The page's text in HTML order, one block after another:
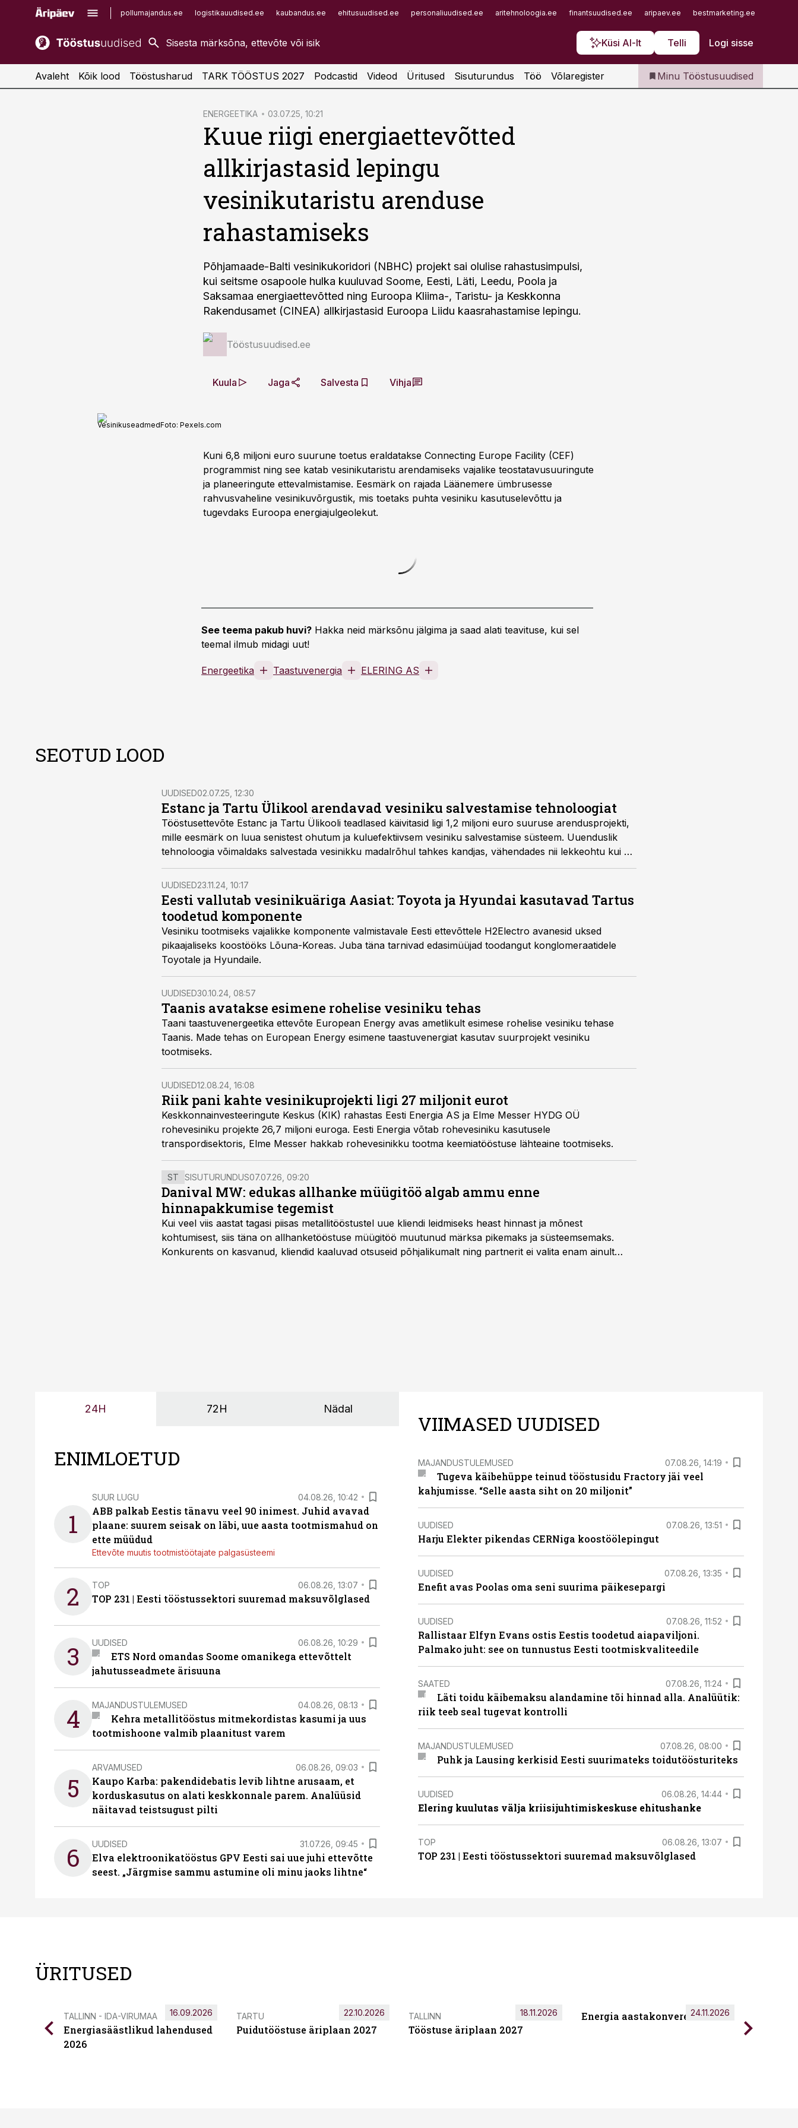
pollumajandus.ee logistikauudised.ee kaubandus.ee ehitusuudised.ee personaliuudised.ee aritehnoloogia.ee finantsuudised.ee aripaev.ee bestmarketing.ee
Küsi AI-lt Telli Logi sisse
kaubandus.ee
kinnisvarauudised.ee
imelineajalugu.ee
Infopank
Iseteenindus
Telli Tööstusuudised
Avaleht Kõik lood Tööstusharud TARK TÖÖSTUS 2027 Podcastid Videod Üritused Sisuturundus Töö Võlaregister Minu Tööstusuudised
ENERGEETIKA 03.07.25, 10:21
Kuue riigi energiaettevõtted
allkirjastasid lepingu
vesinikutaristu arenduse
rahastamiseks
Põhjamaade-Balti vesinikukoridori (NBHC) projekt sai olulise rahastusimpulsi,
kui seitsme osapoole hulka kuuluvad Soome, Eesti, Läti, Leedu, Poola ja
Saksamaa energiaettevõtted ning Euroopa Kliima-, Taristu- ja Keskkonna
Rakendusamet (CINEA) allkirjastasid Euroopa Liidu kaasrahastamise lepingu.
Tööstusuudised.ee
Kuula Jaga Salvesta Vihja
VesinikuseadmedFoto: Pexels.com
Kuni 6,8 miljoni euro suurune toetus eraldatakse Connecting Europe Facility (CEF)
programmist ning see katab vesinikutaristu arendamiseks vajalike teostatavusuuringute
ja planeeringute ettevalmistamise. Eesmärk on rajada Läänemere ümbrusesse
rahvusvaheline vesinikuvõrgustik, mis toetaks puhta vesiniku kasutuselevõttu ja
tugevdaks Euroopa energiajulgeolekut.
See teema pakub huvi? Hakka neid märksõnu jälgima ja saad alati teavituse, kui sel
teemal ilmub midagi uut!
Energeetika Taastuvenergia ELERING AS
SEOTUD LOOD
UUDISED02.07.25, 12:30
Estanc ja Tartu Ülikool arendavad vesiniku salvestamise tehnoloogiat
Tööstusettevõte Estanc ja Tartu Ülikooli teadlased käivitasid ligi 1,2 miljoni euro suuruse arendusprojekti,
mille eesmärk on luua senistest ohutum ja kuluefektiivsem vesiniku salvestamise süsteem. Uuenduslik
tehnoloogia võimaldaks salvestada vesinikku madalrõhul tahkes kandjas, vähendades nii lekkeohtu kui ka
süsteemi purunemise riski.
UUDISED23.11.24, 10:17
Eesti vallutab vesinikuäriga Aasiat: Toyota ja Hyundai kasutavad Tartus
toodetud komponente
Vesiniku tootmiseks vajalikke komponente valmistavale Eesti ettevõttele H2Electro avanesid uksed
pikaajaliseks koostööks Lõuna-Koreas. Juba täna tarnivad edasimüüjad toodangut konglomeraatidele
Toyotale ja Hyundaile.
UUDISED30.10.24, 08:57
Taanis avatakse esimene rohelise vesiniku tehas
Taani taastuvenergeetika ettevõte European Energy avas ametlikult esimese rohelise vesiniku tehase
Taanis. Made tehas on European Energy esimene taastuvenergiat kasutav suurprojekt vesiniku
tootmiseks.
UUDISED12.08.24, 16:08
Riik pani kahte vesinikuprojekti ligi 27 miljonit eurot
Keskkonnainvesteeringute Keskus (KIK) rahastas Eesti Energia AS ja Elme Messer HYDG OÜ
rohevesiniku projekte 26,7 miljoni euroga. Eesti Energia võtab rohevesiniku kasutusele
transpordisektoris, Elme Messer hakkab rohevesinikku tootma keemiatööstuse lähteaine tootmiseks.
ST SISUTURUNDUS07.07.26, 09:20
Danival MW: edukas allhanke müügitöö algab ammu enne
hinnapakkumise tegemist
Kui veel viis aastat tagasi piisas metallitööstustel uue kliendi leidmiseks heast hinnast ja mõnest
kohtumisest, siis täna on allhanketööstuse müügitöö muutunud märksa pikemaks ja süsteemsemaks.
Konkurents on kasvanud, kliendid kaaluvad otsuseid põhjalikumalt ning partnerit ei valita enam ainult
24H 72H Nädal
ENIMLOETUD
1
SUUR LUGU 04.08.26, 10:42
ABB palkab Eestis tänavu veel 90 inimest. Juhid avavad
plaane: suurem seisak on läbi, uue aasta tootmismahud on
ette müüdud
Ettevõte muutis tootmistöötajate palgasüsteemi
2 TOP 06.08.26, 13:07
TOP 231 | Eesti tööstussektori suuremad maksuvõlglased
3 UUDISED 06.08.26, 10:29
ETS Nord omandas Soome omanikega ettevõttelt
jahutusseadmete ärisuuna
4 MAJANDUSTULEMUSED 04.08.26, 08:13
Kehra metallitööstus mitmekordistas kasumi ja uus
tootmishoone valmib plaanitust varem
5
ARVAMUSED 06.08.26, 09:03
Kaupo Karba: pakendidebatis levib lihtne arusaam, et
korduskasutus on alati keskkonnale parem. Analüüsid
näitavad teistsugust pilti
6 UUDISED 31.07.26, 09:45
Elva elektroonikatööstus GPV Eesti sai uue juhi ettevõtte
seest. „Järgmise sammu astumine oli minu jaoks lihtne“
VIIMASED UUDISED
MAJANDUSTULEMUSED 07.08.26, 14:19
Tugeva käibehüppe teinud tööstusidu Fractory jäi veel
kahjumisse. “Selle aasta siht on 20 miljonit”
UUDISED 07.08.26, 13:51
Harju Elekter pikendas CERNiga koostöölepingut
UUDISED 07.08.26, 13:35
Enefit avas Poolas oma seni suurima päikesepargi
UUDISED 07.08.26, 11:52
Rallistaar Elfyn Evans ostis Eestis toodetud aiapaviljoni.
Palmako juht: see on tunnustus Eesti tootmiskvaliteedile
SAATED 07.08.26, 11:24
Läti toidu käibemaksu alandamine tõi hinnad alla. Analüütik:
riik teeb seal tugevat kontrolli
MAJANDUSTULEMUSED 07.08.26, 08:00
Puhk ja Lausing kerkisid Eesti suurimateks toidutöösturiteks
UUDISED 06.08.26, 14:44
Elering kuulutas välja kriisijuhtimiskeskuse ehitushanke
TOP 06.08.26, 13:07
TOP 231 | Eesti tööstussektori suuremad maksuvõlglased
ÜRITUSED
TALLINN - IDA-VIRUMAA
Energiasäästlikud lahendused
2026
16.09.2026 TARTU
Puidutööstuse äriplaan 2027
22.10.2026 TALLINN
Tööstuse äriplaan 2027
18.11.2026 Energia aastakonverents 2026
24.11.2026